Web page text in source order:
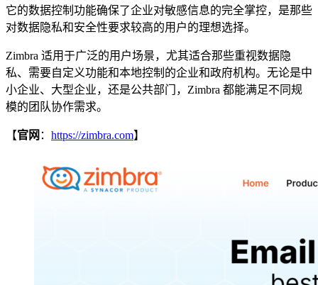
它的数据控制功能确保了企业对敏感信息的完全掌控，是那些
对数据隐私和安全性要求较高的用户的理想选择。
Zimbra 适用于广泛的用户场景，尤其适合那些重视数据隐
私、需要自定义功能和本地控制的企业和政府机构。无论是中
小企业、大型企业，还是公共部门，Zimbra 都能满足不同规
模的团队协作需求。
【官网 ： https://zimbra.com】